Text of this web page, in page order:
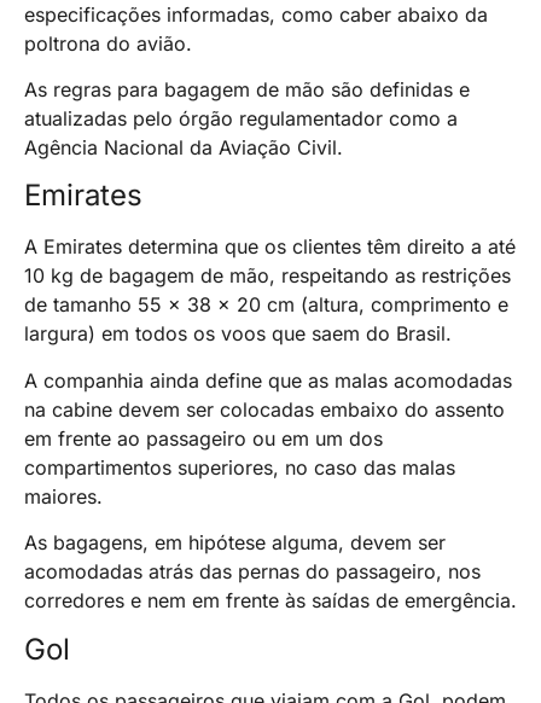
especificações informadas, como caber abaixo da
poltrona do avião.
As regras para bagagem de mão são definidas e
atualizadas pelo órgão regulamentador como a
Agência Nacional da Aviação Civil.
Emirates
A Emirates determina que os clientes têm direito a até
10 kg de bagagem de mão, respeitando as restrições
de tamanho 55 x 38 x 20 cm (altura, comprimento e
largura) em todos os voos que saem do Brasil.
A companhia ainda define que as malas acomodadas
na cabine devem ser colocadas embaixo do assento
em frente ao passageiro ou em um dos
compartimentos superiores, no caso das malas
maiores.
As bagagens, em hipótese alguma, devem ser
acomodadas atrás das pernas do passageiro, nos
corredores e nem em frente às saídas de emergência.
Gol